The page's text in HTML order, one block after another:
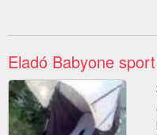
Eladó Babyone